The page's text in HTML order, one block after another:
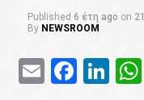
Published 6 έτη ago on
By NEWSROOM
Email